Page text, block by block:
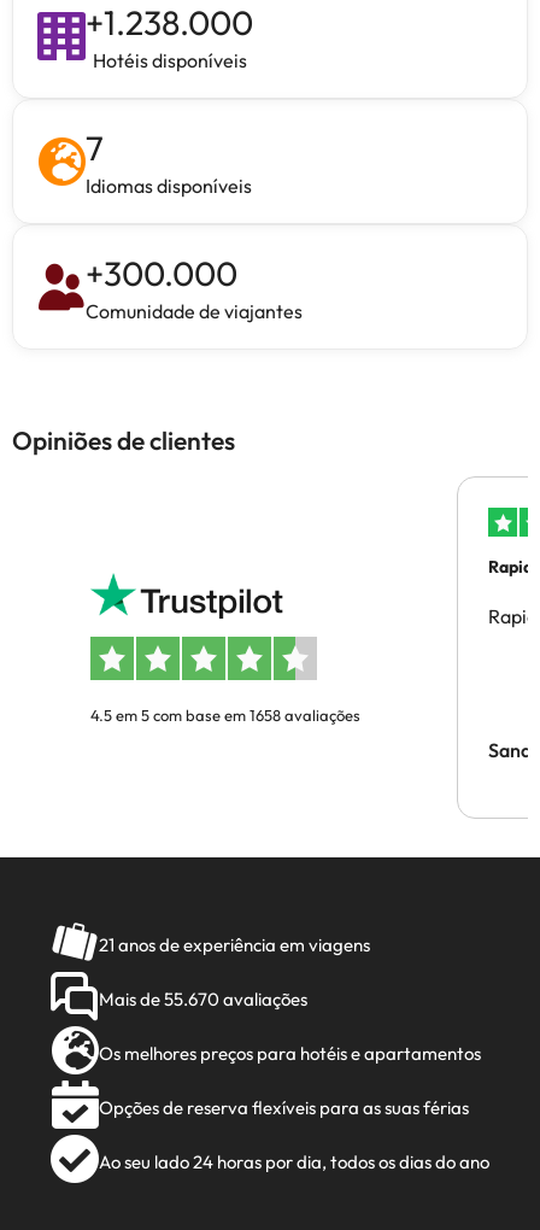
+1.238.000
Hotéis disponíveis
7
Idiomas disponíveis
+300.000
Comunidade de viajantes
Opiniões de clientes
4.5 em 5 com base em 1658 avaliações
21 anos de experiência em viagens
Mais de 55.670 avaliações
Os melhores preços para hotéis e apartamentos
Opções de reserva flexíveis para as suas férias
Ao seu lado 24 horas por dia, todos os dias do ano